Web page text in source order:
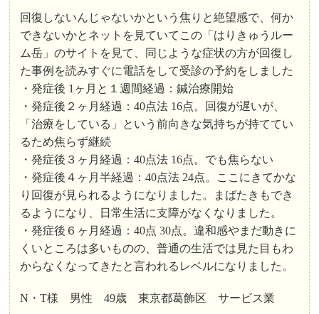
回復しないんじゃないかという焦りと絶望感で、何か
できないかとネットを見ていてこの「はりきゅうルー
ム岳」のサイトを見て、同じような症状の方が回復し
た事例を読みすぐに電話をして受診の予約をしました
・発症後 1ヶ月と１週間経過：鍼治療開始
・発症後２ヶ月経過：40点法 16点。回復が遅いが、
「治療をしている」という前向きな気持ちが持ててい
るため焦らず継続
・発症後３ヶ月経過：40点法 16点。でも焦らない
・発症後４ヶ月半経過：40点法 24点。ここにきてかな
り回復が見られるようになりました。まばたきもでき
るようになり、日常生活に支障がなくなりました。
・発症後６ヶ月経過：40点 30点。違和感やまだ動きに
くいところは多いものの、普通の生活では見た目もわ
からなくなってきたと言われるレベルになりました。
N・T様 男性 49歳 東京都葛飾区 サービス業